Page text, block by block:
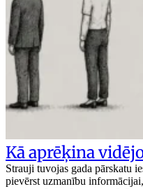
Kā aprēķina
Strauji tuvojas gada pārskatu
pievērst uzmanību